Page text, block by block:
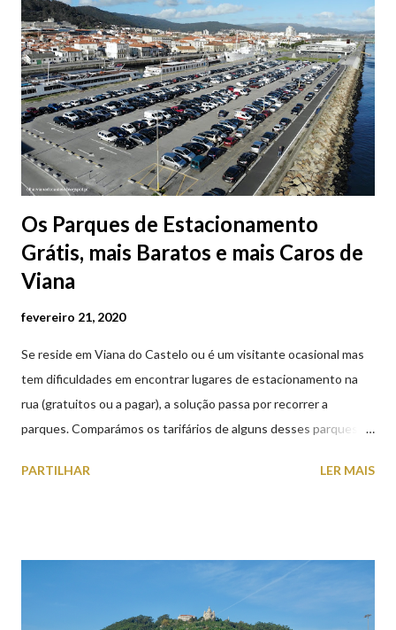
Os Parques de Estacionamento
Grátis, mais Baratos e mais Caros de
Viana
fevereiro 21, 2020
Se reside em Viana do Castelo ou é um visitante ocasional mas
tem dificuldades em encontrar lugares de estacionamento na
rua (gratuitos ou a pagar), a solução passa por recorrer a
parques. Comparámos os tarifários de alguns desses parques de
subterrâneos) perto do centro da cidade (entenda-se por
subterrâneos. O Parque da Estação Viana Shopping é grátis de
2ª a 5ª feira a partir das 20:00 (DIAS ÚTEIS)
PARTILHAR LER MAIS